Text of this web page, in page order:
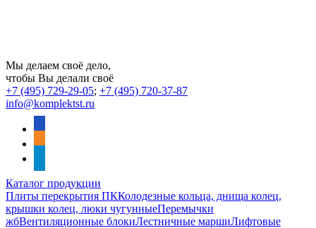
Мы делаем своё дело,
чтобы Вы делали своё
+7 (495) 729-29-05; +7 (495) 720-37-87
info@komplektst.ru
Каталог продукции
Плиты перекрытия ПККолодезные кольца, днища колец,
крышки колец, люки чугунныеПеремычки
жбВентиляционные блокиЛестничные маршиЛифтовые